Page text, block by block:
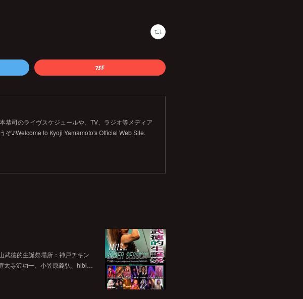
恭司のライヴスケジュールや、TV、ラジオ等メディア
ぞ♪Welcome to Kyoji Yamamoto's Official Web Site.
武徳的生誕祭場所：神戸チキン
太寺沢功一、小笠原義弘、hibi…